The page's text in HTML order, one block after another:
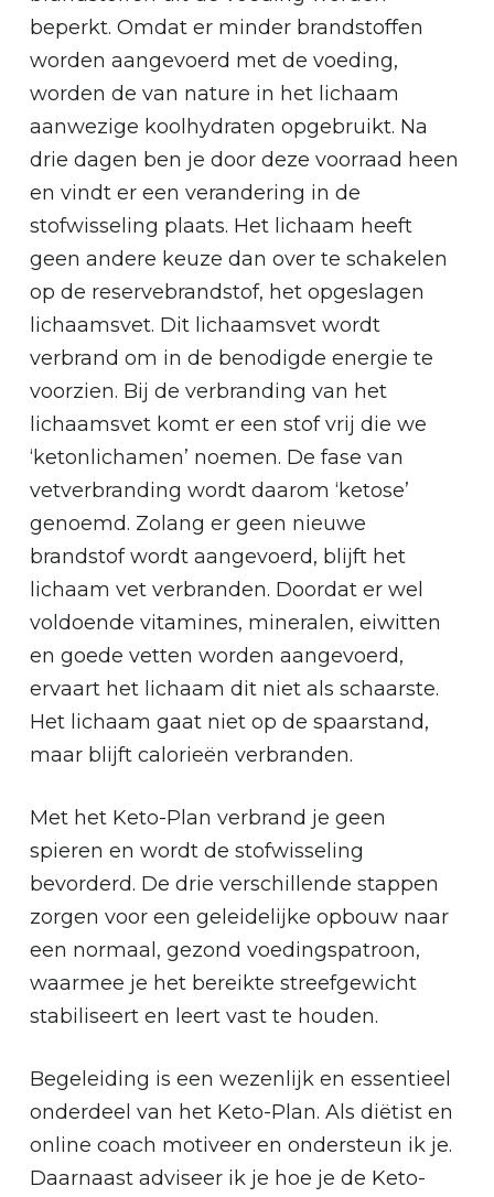
Go To Shop
beperkt. Omdat er minder brandstoffen
worden aangevoerd met de voeding,
worden de van nature in het lichaam
aanwezige koolhydraten opgebruikt. Na
drie dagen ben je door deze voorraad heen
en vindt er een verandering in de
stofwisseling plaats. Het lichaam heeft
geen andere keuze dan over te schakelen
op de reservebrandstof, het opgeslagen
lichaamsvet. Dit lichaamsvet wordt
verbrand om in de benodigde energie te
voorzien. Bij de verbranding van het
lichaamsvet komt er een stof vrij die we
‘ketonlichamen’ noemen. De fase van
vetverbranding wordt daarom ‘ketose’
genoemd. Zolang er geen nieuwe
brandstof wordt aangevoerd, blijft het
lichaam vet verbranden. Doordat er wel
voldoende vitamines, mineralen, eiwitten
en goede vetten worden aangevoerd,
ervaart het lichaam dit niet als schaarste.
Het lichaam gaat niet op de spaarstand,
maar blijft calorieën verbranden.
Met het Keto-Plan verbrand je geen
spieren en wordt de stofwisseling
bevorderd. De drie verschillende stappen
zorgen voor een geleidelijke opbouw naar
een normaal, gezond voedingspatroon,
waarmee je het bereikte streefgewicht
stabiliseert en leert vast te houden.
Begeleiding is een wezenlijk en essentieel
onderdeel van het Keto-Plan. Als diëtist en
online coach motiveer en ondersteun ik je.
Daarnaast adviseer ik je hoe je de Keto-